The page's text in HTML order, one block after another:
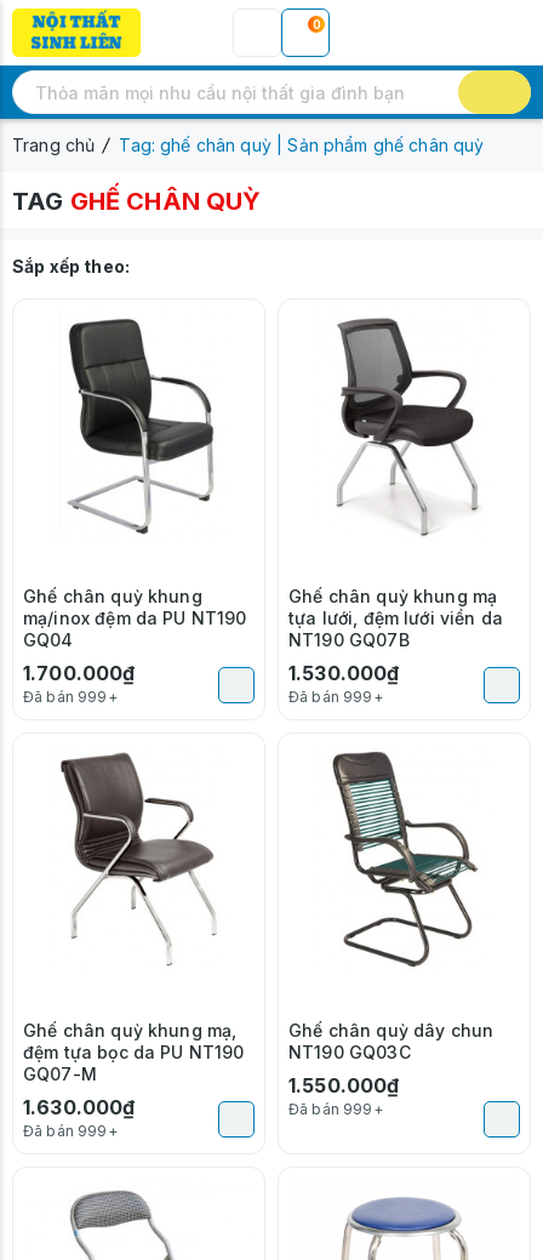
0
Trang chủ Tag: ghế chân quỳ | Sản phẩm ghế chân quỳ
TAG GHẾ CHÂN QUỲ
Sắp xếp theo:
Ghế chân quỳ khung
mạ/inox đệm da PU NT190
GQ04
1.700.000₫
Đã bán 999+
Ghế chân quỳ khung mạ
tựa lưới, đệm lưới viền da
NT190 GQ07B
1.530.000₫
Đã bán 999+
Ghế chân quỳ khung mạ,
đệm tựa bọc da PU NT190
GQ07-M
1.630.000₫
Đã bán 999+
Ghế chân quỳ dây chun
NT190 GQ03C
1.550.000₫
Đã bán 999+